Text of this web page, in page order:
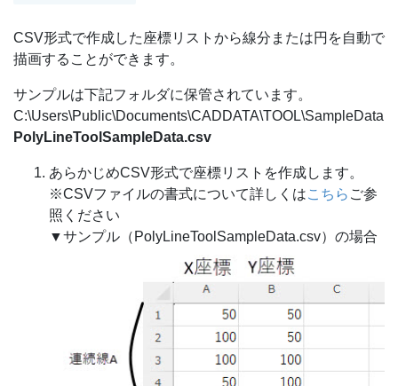
CSV形式で作成した座標リストから線分または円を自動で
描画することができます。
サンプルは下記フォルダに保管されています。
C:\Users\Public\Documents\CADDATA\TOOL\SampleData
PolyLineToolSampleData.csv
あらかじめCSV形式で座標リストを作成します。
※CSVファイルの書式について詳しくはこちら ご参
照ください
▼サンプル（PolyLineToolSampleData.csv）の場合